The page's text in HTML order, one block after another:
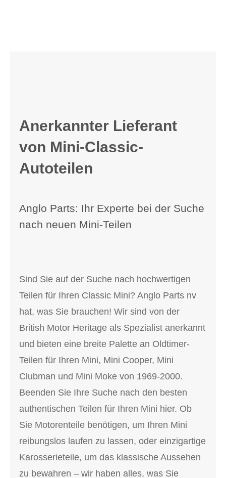
Anerkannter Lieferant
von Mini-Classic-
Autoteilen
Anglo Parts: Ihr Experte bei der Suche
nach neuen Mini-Teilen
Sind Sie auf der Suche nach hochwertigen
Teilen für Ihren Classic Mini? Anglo Parts nv
hat, was Sie brauchen! Wir sind von der
British Motor Heritage als Spezialist anerkannt
und bieten eine breite Palette an Oldtimer-
Teilen für Ihren Mini, Mini Cooper, Mini
Clubman und Mini Moke von 1969-2000.
Beenden Sie Ihre Suche nach den besten
authentischen Teilen für Ihren Mini hier. Ob
Sie Motorenteile benötigen, um Ihren Mini
reibungslos laufen zu lassen, oder einzigartige
Karosserieteile, um das klassische Aussehen
zu bewahren – wir haben alles, was Sie